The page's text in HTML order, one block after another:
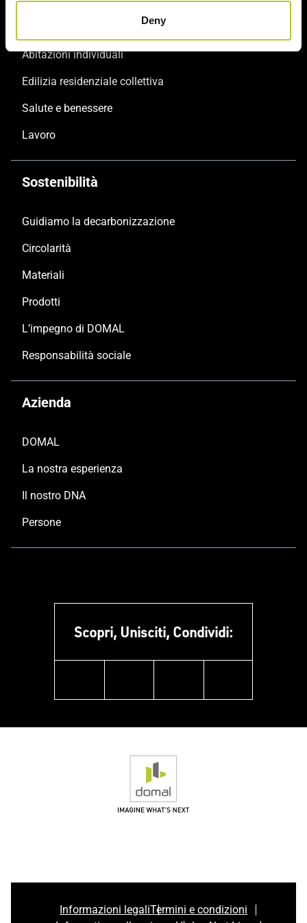
Deny
Abitazioni individuali
Edilizia residenziale collettiva
Salute e benessere
Lavoro
Sostenibilità
Guidiamo la decarbonizzazione
Circolarità
Materiali
Prodotti
L’impegno di DOMAL
Responsabilità sociale
Azienda
DOMAL
La nostra esperienza
Il nostro DNA
Persone
Scopri, Unisciti, Condividi:
Informazioni legaliTermini e condizioni